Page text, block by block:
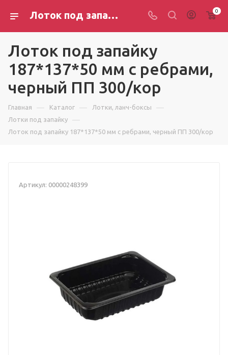
Лоток под запайку 187*137*50 мм с ребрами, черный ПП 300/кор 0
Лоток под запайку
187*137*50 мм с ребрами,
черный ПП 300/кор
Главная — Каталог — Лотки, ланч-боксы —
Лотки под запайку —
Лоток под запайку 187*137*50 мм с ребрами, черный ПП 300/кор
Артикул: 00000248399